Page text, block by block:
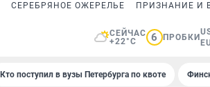
СЕРЕБРЯНОЕ ОЖЕРЕЛЬЕ ПРИЗНАНИЕ И
СЕЙЧАС
+22°C
6 ПРОБКИ
Кто поступил в вузы Петербурга по квоте